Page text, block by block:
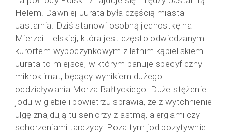
Helem. Dawniej Jurata była częścią miasta
Jastarnia. Dziś stanowi osobną jednostkę na
Mierzei Helskiej, która jest często odwiedzanym
kurortem wypoczynkowym z letnim kąpieliskiem.
Jurata to miejsce, w którym panuje specyficzny
mikroklimat, będący wynikiem dużego
oddziaływania Morza Bałtyckiego. Duże stężenie
jodu w glebie i powietrzu sprawia, że z wytchnienie i
ulgę znajdują tu seniorzy z astmą, alergiami czy
schorzeniami tarczycy. Poza tym jod pozytywnie